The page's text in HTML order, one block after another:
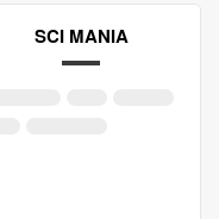
SCI MANIA